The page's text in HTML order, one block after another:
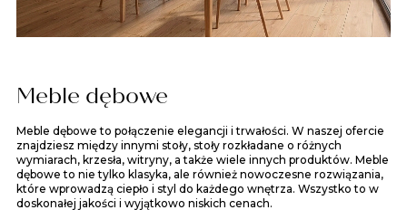
Meble dębowe
Meble dębowe to połączenie elegancji i trwałości. W naszej ofercie
znajdziesz między innymi stoły, stoły rozkładane o różnych
wymiarach, krzesła, witryny, a także wiele innych produktów. Meble
dębowe to nie tylko klasyka, ale również nowoczesne rozwiązania,
które wprowadzą ciepło i styl do każdego wnętrza. Wszystko to w
doskonałej jakości i wyjątkowo niskich cenach.